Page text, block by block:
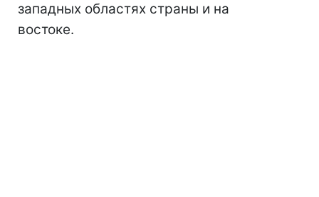
западных областях страны и на
востоке.